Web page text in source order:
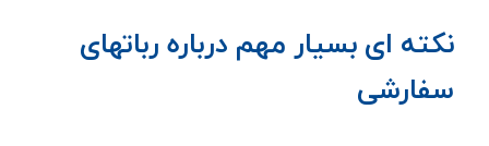
نکته ای بسیار مهم درباره رباتهای
سفارشی